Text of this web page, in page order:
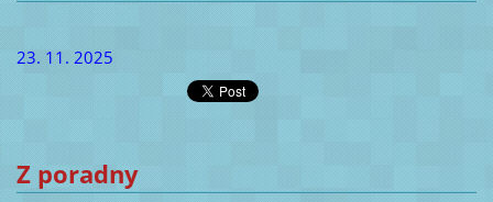
23. 11. 2025
Z poradny